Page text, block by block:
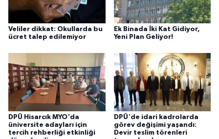
Veliler dikkat: Okullarda bu
ücret talep edilemiyor
Ek Binada İki Kat Gidiyor,
Yeni Plan Geliyor!
DPÜ Hisarcık MYO'da
üniversite adayları için
tercih rehberliği etkinliği
DPÜ'de idari kadrolarda
görev değişimi yaşandı:
Devir teslim törenleri